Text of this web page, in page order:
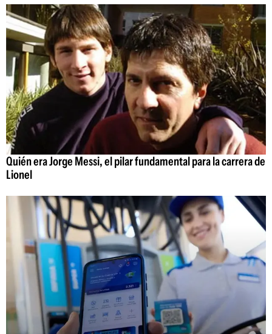
Quién era Jorge Messi, el pilar fundamental para la carrera de
Lionel